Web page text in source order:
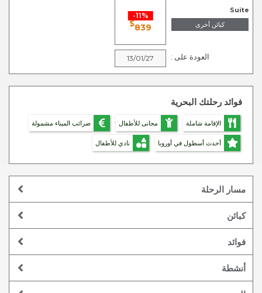
Suite
كبائن أخرى
العودة على :
11%-
$839
13/01/27
فوائد رحلتك البحرية
الإقامة شاملة مجانى للأطفال ضرائب الميناء مشمولة
أحدث أسطول في أوروبا نادي للأطفال
مسار الرحلة
كبائن
فوائد
أنشطة